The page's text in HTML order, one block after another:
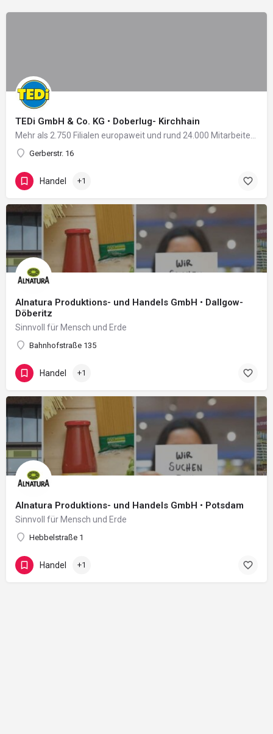
TEDi GmbH & Co. KG • Doberlug- Kirchhain
Gerberstr. 16
Handel +1
Alnatura Produktions- und Handels GmbH • Dallgow-
Döberitz
Sinnvoll für Mensch und Erde
Bahnhofstraße 135
Handel +1
Alnatura Produktions- und Handels GmbH • Potsdam
Sinnvoll für Mensch und Erde
Hebbelstraße 1
Handel +1